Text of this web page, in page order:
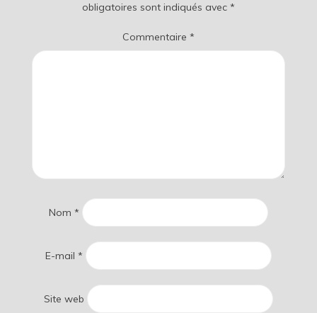
obligatoires sont indiqués avec *
Commentaire *
Nom *
E-mail *
Site web